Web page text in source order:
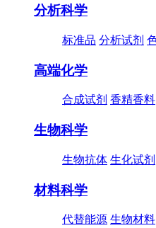
分析科学
标准品 分析试剂
高端化学
合成试剂 香精香料
生物科学
生物抗体 生化试剂
材料科学
代替能源 生物材料